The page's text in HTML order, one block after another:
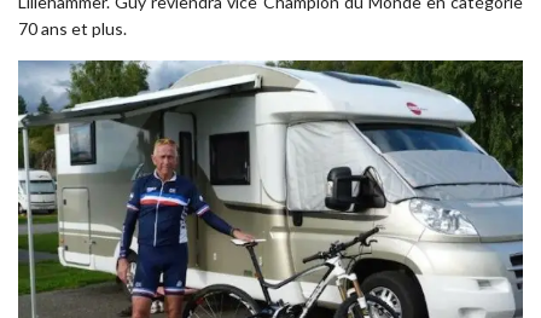
70 ans et plus.